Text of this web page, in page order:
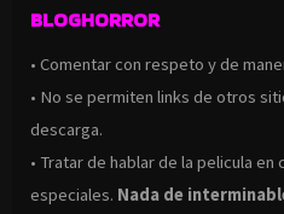
BLOGHORROR
• Comentar con respeto y de
• No se permiten links de otros
descarga.
• Tratar de hablar de la pelicula
especiales. Nada de